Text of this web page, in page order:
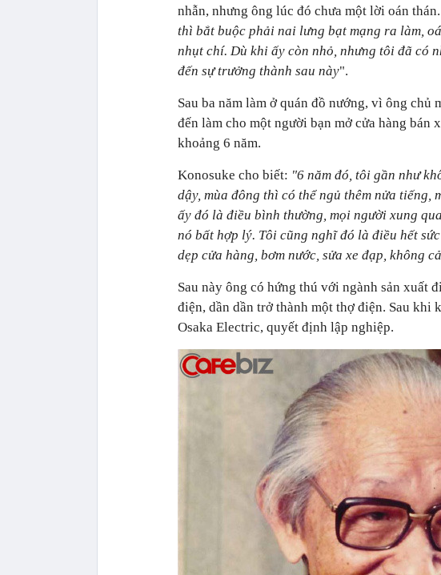
nhẫn, nhưng ông lúc đó chưa một lời oán
thì bắt buộc phải nai lưng bạt mạng ra làm,
nhụt chí. Dù khi ấy còn nhỏ, nhưng tôi đã có
đến sự trưởng thành sau này".
Sau ba năm làm ở quán đồ nướng, vì ông
đến làm cho một người bạn mở cửa hàng bán
khoảng 6 năm.
Konosuke cho biết: "6 năm đó, tôi gần như
dậy, mùa đông thì có thể ngủ thêm nửa tiếng,
ấy đó là điều bình thường, mọi người xung
nó bất hợp lý. Tôi cũng nghĩ đó là điều hết
dẹp cửa hàng, bơm nước, sửa xe đạp, không
Sau này ông có hứng thú với ngành sản xuất
điện, dần dần trở thành một thợ điện. Sau khi
Osaka Electric, quyết định lập nghiệp.